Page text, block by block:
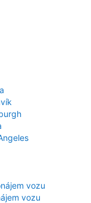
vozu
vozu